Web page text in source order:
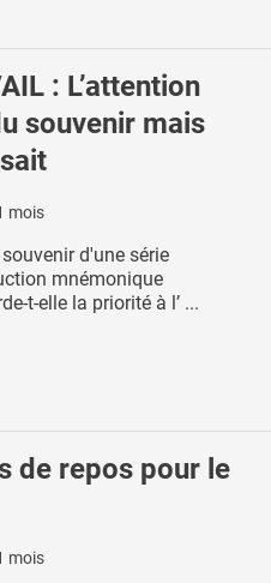
: L’attention
souvenir mais
mois
d'une série
mnémonique
t-elle la priorité à l’ ...
de repos pour le
mois